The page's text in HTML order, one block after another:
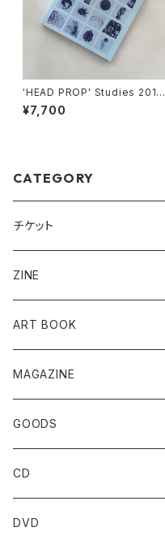
'HEAD PROP' Studies 2013
-2016 The Third Print of th
e Skyblue COVER
¥7,700
CATEGORY
チケット
ZINE
ART BOOK
MAGAZINE
GOODS
CD
DVD